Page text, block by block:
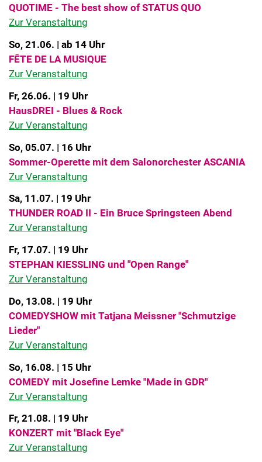
QUOTIME - The best show of STATUS QUO
Zur Veranstaltung
So, 21.06. | ab 14 Uhr
FÊTE DE LA MUSIQUE
Zur Veranstaltung
Fr, 26.06. | 19 Uhr
HausDREI - Blues & Rock
Zur Veranstaltung
So, 05.07. | 16 Uhr
Sommer-Operette mit dem Salonorchester ASCANIA
Zur Veranstaltung
Sa, 11.07. | 19 Uhr
THUNDER ROAD II - Ein Bruce Springsteen Abend
Zur Veranstaltung
Fr, 17.07. | 19 Uhr
STEPHAN KIESSLING und "Open Range"
Zur Veranstaltung
Do, 13.08. | 19 Uhr
COMEDYSHOW mit Tatjana Meissner "Schmutzige
Lieder"
Zur Veranstaltung
So, 16.08. | 15 Uhr
COMEDY mit Josefine Lemke "Made in GDR"
Zur Veranstaltung
Fr, 21.08. | 19 Uhr
KONZERT mit "Black Eye"
Zur Veranstaltung